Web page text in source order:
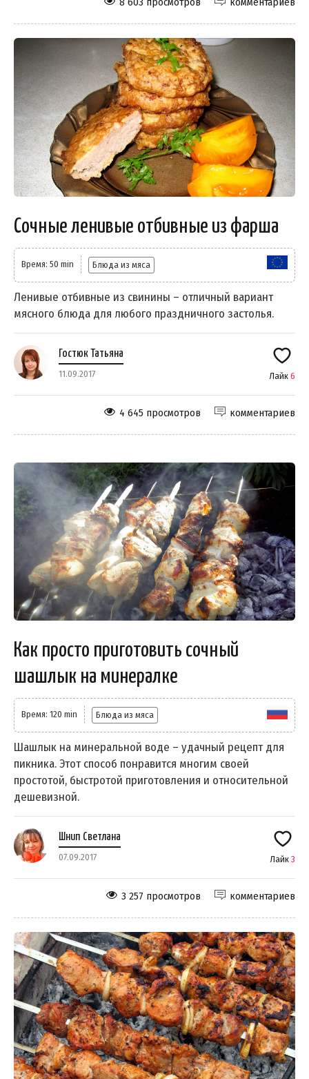
Сочные ленивые отбивные из фарша
Время: 50 min Блюда из мяса
Ленивые отбивные из свинины – отличный вариант
мясного блюда для любого праздничного застолья.
Гостюк Татьяна
11.09.2017 Лайк 6
комментариев
4 645 просмотров
Как просто приготовить сочный
шашлык на минералке
Время: 120 min Блюда из мяса
Шашлык на минеральной воде – удачный рецепт для
пикника. Этот способ понравится многим своей
простотой, быстротой приготовления и относительной
дешевизной.
Шнип Светлана
07.09.2017 Лайк 3
комментариев
3 257 просмотров